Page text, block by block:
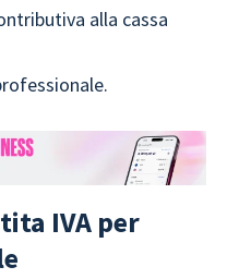
alla cassa
IVA per